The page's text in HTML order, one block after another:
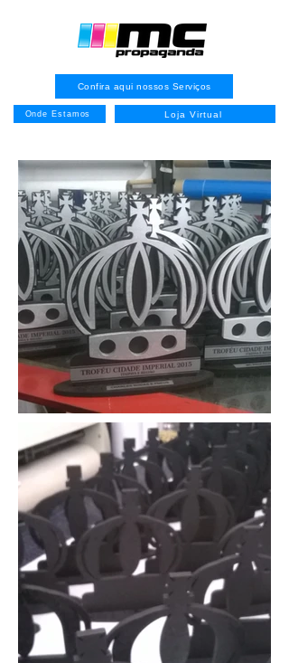
Confira aqui nossos Serviços
Onde Estamos Loja Virtual